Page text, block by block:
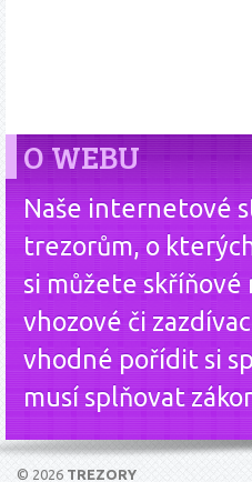
O WEBU
Naše internetové
trezorům, o
si můžete
vhozové či
vhodné pořídit si
musí splňovat
© 2026 TREZORY